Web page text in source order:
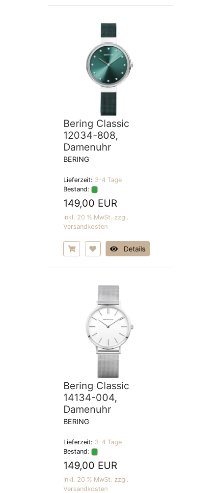
Bering Classic
12034-808,
Damenuhr
BERING
Lieferzeit: 3-4 Tage
Bestand:
149,00 EUR
inkl. 20 % MwSt. zzgl.
Versandkosten
Details
Bering Classic
14134-004,
Damenuhr
BERING
Lieferzeit: 3-4 Tage
Bestand:
149,00 EUR
inkl. 20 % MwSt. zzgl.
Versandkosten